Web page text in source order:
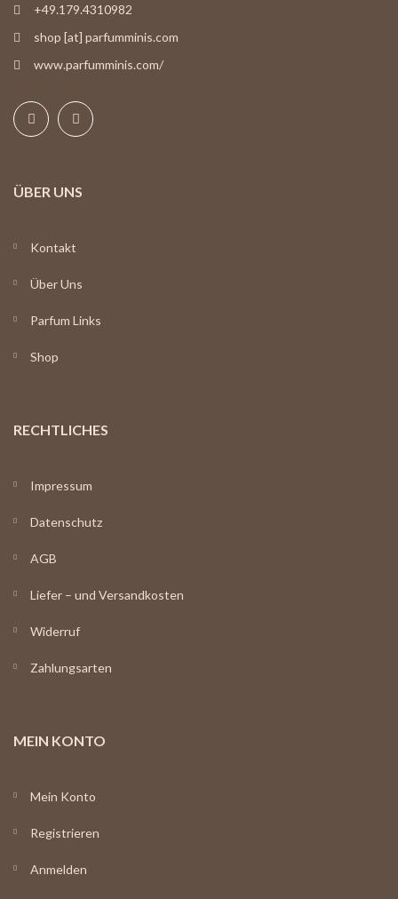
+49.179.4310982
shop [at] parfumminis.com
www.parfumminis.com/
ÜBER UNS
Kontakt
Über Uns
Parfum Links
Shop
RECHTLICHES
Impressum
Datenschutz
AGB
Liefer – und Versandkosten
Widerruf
Zahlungsarten
MEIN KONTO
Mein Konto
Registrieren
Anmelden